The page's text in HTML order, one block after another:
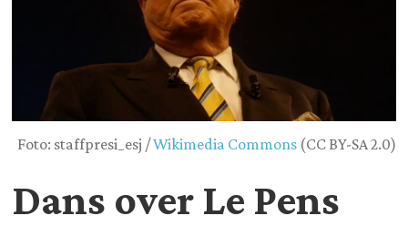
Foto: staffpresi_esj /Wikimedia Commons(CC BY-SA 2.0)
Dans over Le Pens